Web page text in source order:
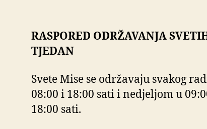
RASPORED ODRŽAVANJA
TJEDAN
Svete Mise se održavaju svakog
08:00 i 18:00 sati i nedjeljom u
18:00 sati.